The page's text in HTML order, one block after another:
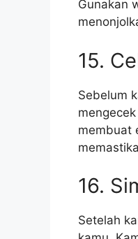
Gunakan
15.
Sebelum
membuat
16.
Setelah